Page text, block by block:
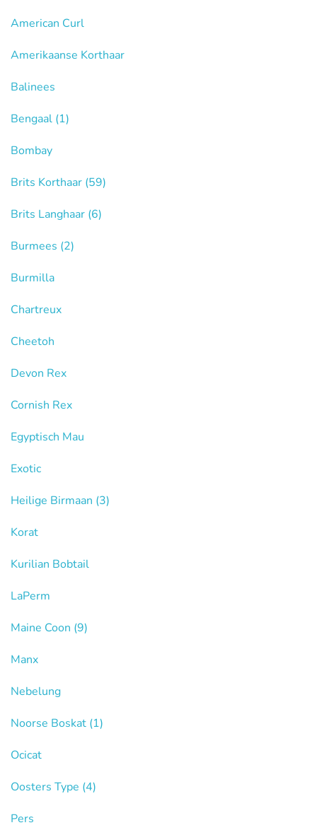
American Curl
Amerikaanse Korthaar
Balinees
Bengaal (1)
Bombay
Brits Korthaar (59)
Brits Langhaar (6)
Burmees (2)
Burmilla
Chartreux
Cheetoh
Devon Rex
Cornish Rex
Egyptisch Mau
Exotic
Heilige Birmaan (3)
Korat
Kurilian Bobtail
LaPerm
Maine Coon (9)
Manx
Nebelung
Noorse Boskat (1)
Ocicat
Oosters Type (4)
Pers